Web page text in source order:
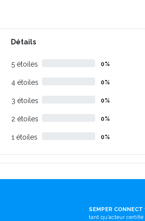
Détails
5 étoiles 0%
4 étoiles 0%
3 étoiles 0%
2 étoiles 0%
1 étoiles 0%
SEMPER CONNECT
tant qu’acteur